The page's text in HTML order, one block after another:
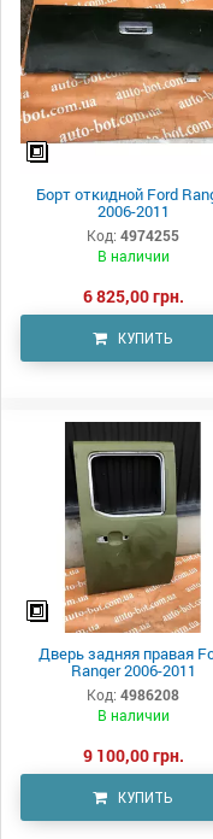
Борт откидной Ford
2006-2011
Код: 4974255
В наличии
6 825,00 грн.
КУПИТЬ
Дверь задняя правая
Ranger 2006-2011
Код: 4986208
В наличии
9 100,00 грн.
КУПИТЬ